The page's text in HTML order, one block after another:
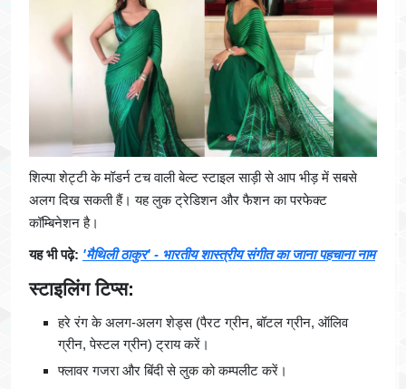
शिल्पा शेट्टी के मॉडर्न टच वाली बेल्ट स्टाइल साड़ी से आप भीड़ में सबसे
अलग दिख सकती हैं। यह लुक ट्रेडिशन और फैशन का परफेक्ट
कॉम्बिनेशन है।
यह भी पढ़े: 'मैथिली ठाकुर' - भारतीय शास्त्रीय संगीत का जाना पहचाना नाम
स्टाइलिंग टिप्स:
हरे रंग के अलग-अलग शेड्स (पैरट ग्रीन, बॉटल ग्रीन, ऑलिव
ग्रीन, पेस्टल ग्रीन) ट्राय करें।
फ्लावर गजरा और बिंदी से लुक को कम्पलीट करें।